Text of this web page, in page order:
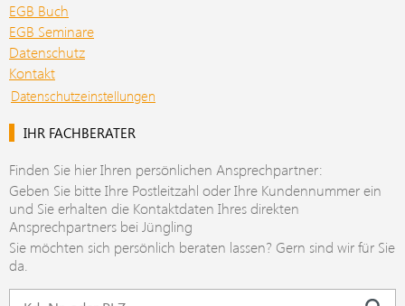
EGB Buch
EGB Seminare
Datenschutz
Kontakt
Datenschutzeinstellungen
IHR FACHBERATER
Finden Sie hier Ihren persönlichen Ansprechpartner:
Geben Sie bitte Ihre Postleitzahl oder Ihre Kundennummer ein
und Sie erhalten die Kontaktdaten Ihres direkten
Ansprechpartners bei Jüngling
Sie möchten sich persönlich beraten lassen? Gern sind wir für Sie
da.